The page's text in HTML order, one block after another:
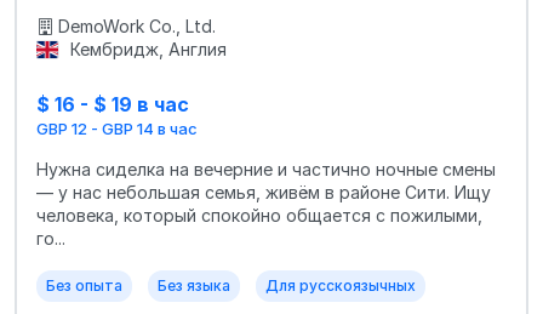
DemoWork Co., Ltd.
Кембридж, Англия
$ 16 - $ 19 в час
GBP 12 - GBP 14 в час
Нужна сиделка на вечерние и частично ночные смены
— у нас небольшая семья, живём в районе Сити. Ищу
человека, который спокойно общается с пожилыми,
го...
Без опыта Без языка Для русскоязычных